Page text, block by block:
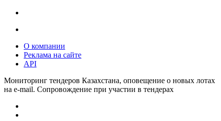
О компании
Реклама на сайте
API
Мониторинг тендеров Казахстана, оповещение о новых лотах
на e-mail. Сопровождение при участии в тендерах